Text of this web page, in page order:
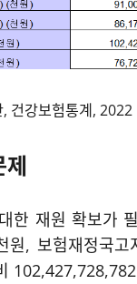
건강보험통계, 2022
한 재원 확보가
, 보험재정국